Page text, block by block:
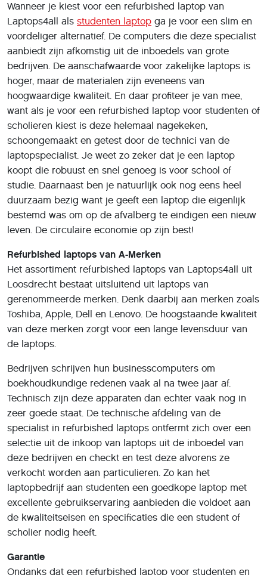
Wanneer je kiest voor een refurbished laptop van
Laptops4all als studenten laptop ga je voor een slim en
voordeliger alternatief. De computers die deze specialist
aanbiedt zijn afkomstig uit de inboedels van grote
bedrijven. De aanschafwaarde voor zakelijke laptops is
hoger, maar de materialen zijn eveneens van
hoogwaardige kwaliteit. En daar profiteer je van mee,
want als je voor een refurbished laptop voor studenten of
scholieren kiest is deze helemaal nagekeken,
schoongemaakt en getest door de technici van de
laptopspecialist. Je weet zo zeker dat je een laptop
koopt die robuust en snel genoeg is voor school of
studie. Daarnaast ben je natuurlijk ook nog eens heel
duurzaam bezig want je geeft een laptop die eigenlijk
bestemd was om op de afvalberg te eindigen een nieuw
leven. De circulaire economie op zijn best!
Refurbished laptops van A-Merken
Het assortiment refurbished laptops van Laptops4all uit
Loosdrecht bestaat uitsluitend uit laptops van
gerenommeerde merken. Denk daarbij aan merken zoals
Toshiba, Apple, Dell en Lenovo. De hoogstaande kwaliteit
van deze merken zorgt voor een lange levensduur van
de laptops.
Bedrijven schrijven hun businesscomputers om
boekhoudkundige redenen vaak al na twee jaar af.
Technisch zijn deze apparaten dan echter vaak nog in
zeer goede staat. De technische afdeling van de
specialist in refurbished laptops ontfermt zich over een
selectie uit de inkoop van laptops uit de inboedel van
deze bedrijven en checkt en test deze alvorens ze
verkocht worden aan particulieren. Zo kan het
laptopbedrijf aan studenten een goedkope laptop met
excellente gebruikservaring aanbieden die voldoet aan
de kwaliteitseisen en specificaties die een student of
scholier nodig heeft.
Garantie
Ondanks dat een refurbished laptop voor studenten en